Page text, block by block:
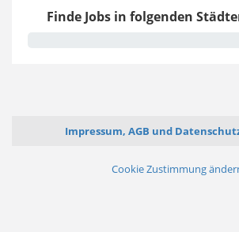
Finde Jobs in folgenden
Impressum, AGB und
Cookie Zustimmung